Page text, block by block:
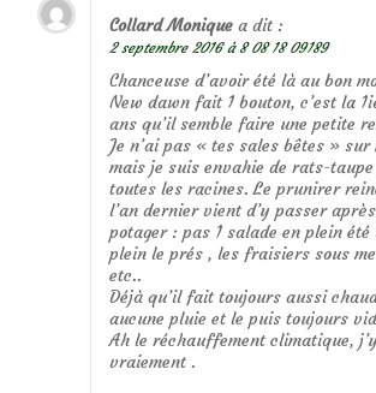
Collard Monique a dit :
2 septembre 2016 à 8 08 18 09189
Chanceuse d’avoir été là au bon
New dawn fait 1 bouton, c’est la
ans qu’il semble faire une petite
Je n’ai pas « tes sales bêtes » sur
mais je suis envahie de rats-
toutes les racines. Le prunirer
l’an dernier vient d’y passer
potager : pas 1 salade en plein
plein le prés , les fraisiers sous
etc..
Déjà qu’il fait toujours aussi
aucune pluie et le puis toujours
Ah le réchauffement climatique,
vraiement .